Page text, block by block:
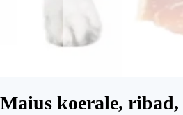
Maius koerale, ribad,